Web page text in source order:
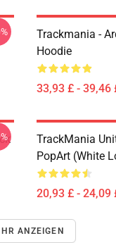
Trackmania -
Hoodie
33,93 £ - 39,46
TrackMania
PopArt (White
20,93 £ - 24,09
ANZEIGEN